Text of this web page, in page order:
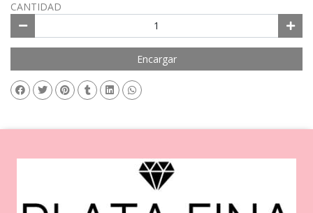
CANTIDAD
Encargar